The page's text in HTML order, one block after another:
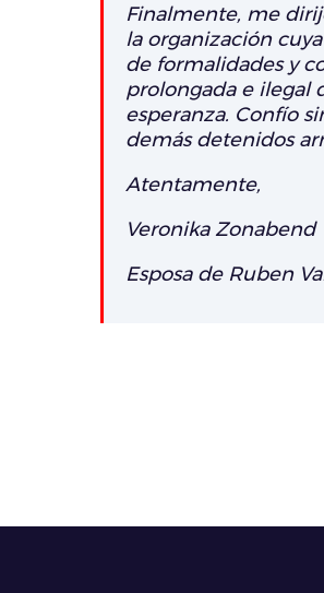
Finalmente, me
la organización
de formalidades y
prolongada e ilegal
esperanza. Confío
demás detenidos
Atentamente,
Veronika Zonabend
Esposa de Ruben